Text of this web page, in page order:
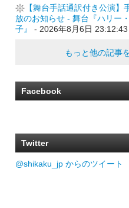
【舞台手話通訳付き公演】
放のお知らせ - 舞台『ハリー
子』
- 2026年8月6日 23:12:43
もっと他の記事
Facebook
Twitter
@shikaku_jp からのツイート